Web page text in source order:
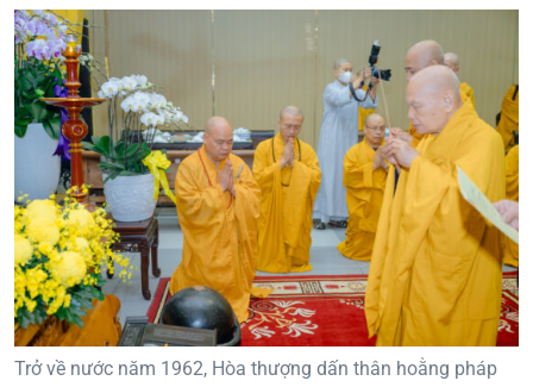
Trở về nước năm 1962, Hòa thượng dấn thân hoằng pháp